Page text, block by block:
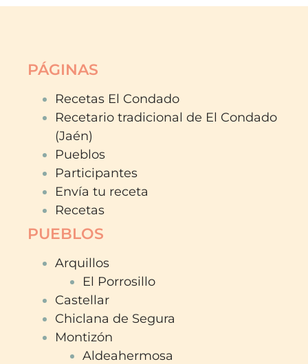
PÁGINAS
Recetas El Condado
Recetario tradicional de El Condado
(Jaén)
Pueblos
Participantes
Envía tu receta
Recetas
PUEBLOS
Arquillos
El Porrosillo
Castellar
Chiclana de Segura
Montizón
Aldeahermosa